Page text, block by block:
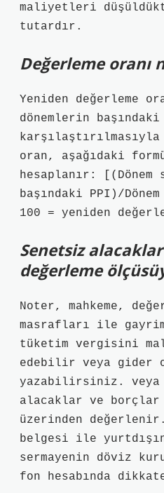
maliyetleri
tutardır.
Değerleme oranı
Yeniden değerleme
dönemlerin
oran, aşağıdaki
hesaplanır: [(Dönem
başındaki PPI)/
100 = yeniden
Senetsiz
değerleme
Noter, mahkeme,
masrafları ile
tüketim vergisini
edebilir veya gider
yazabilirsiniz. veya
alacaklar ve borçlar
üzerinden
belgesi ile
sermayenin döviz
fon hesabında